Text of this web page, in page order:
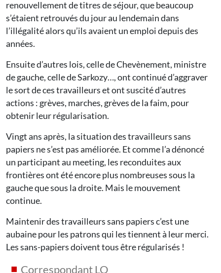
renouvellement de titres de séjour, que beaucoup
s’étaient retrouvés du jour au lendemain dans
l’illégalité alors qu’ils avaient un emploi depuis des
années.
Ensuite d’autres lois, celle de Chevènement, ministre
de gauche, celle de Sarkozy…, ont continué d’aggraver
le sort de ces travailleurs et ont suscité d’autres
actions : grèves, marches, grèves de la faim, pour
obtenir leur régularisation.
Vingt ans après, la situation des travailleurs sans
papiers ne s’est pas améliorée. Et comme l’a dénoncé
un participant au meeting, les reconduites aux
frontières ont été encore plus nombreuses sous la
gauche que sous la droite. Mais le mouvement
continue.
Maintenir des travailleurs sans papiers c’est une
aubaine pour les patrons qui les tiennent à leur merci.
Les sans-papiers doivent tous être régularisés !
Correspondant LO